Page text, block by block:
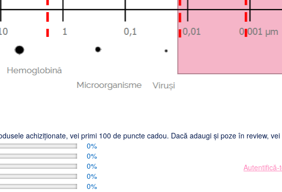
achiziționate, vei primi 100 de puncte cadou. Dacă adaugi și poze în review,
0%
0%
0%
0%
0%
Autentifică-